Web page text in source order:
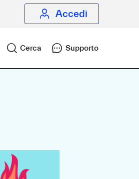
Accedi
Cerca Supporto